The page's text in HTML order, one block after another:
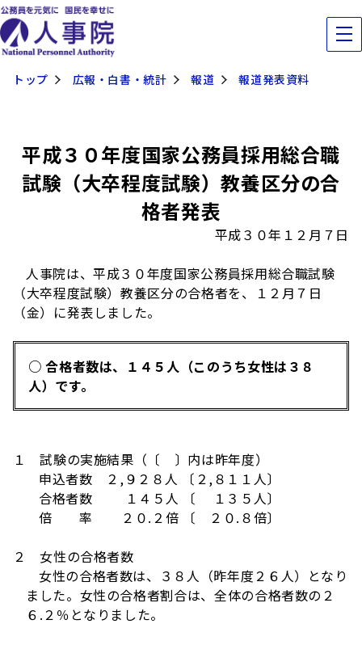
トップ 広報・白書・統計 報道 報道発表資料
平成３０年度国家公務員採用総合職
試験（大卒程度試験）教養区分の合
格者発表
平成３０年１２月７日
人事院は、平成３０年度国家公務員採用総合職試験
（大卒程度試験）教養区分の合格者を、１２月７日
（金）に発表しました。
○ 合格者数は、１４５人（このうち女性は３８
人）です。
１ 試験の実施結果（〔 〕内は昨年度）
申込者数
２,９２８人 〔２,８１１人〕
合格者数
１４５人 〔 １３５人〕
倍 率
２０.２倍 〔 ２０.８倍〕
２ 女性の合格者数
女性の合格者数は、３８人（昨年度２６人）となり
ました。女性の合格者割合は、全体の合格者数の２
６.２％となりました。